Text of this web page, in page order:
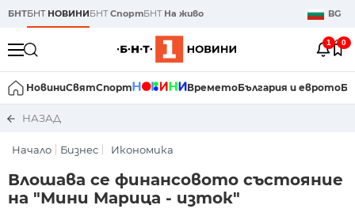
БНТБНТ НОВИНИБНТСпортБНТ На живо BG
1 0
НовиниСвятСпорт ВреметоБългария и еврото
НАЗАД
Начало Бизнес Икономика
Влошава се финансовото състояние
на "Мини Марица - изток"